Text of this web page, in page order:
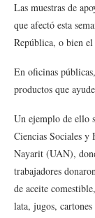
Las muestras de
que afectó esta
República, o bien
En oficinas
productos que
Un ejemplo de ello
Ciencias Sociales y
Nayarit (UAN),
trabajadores
de aceite
lata, jugos,